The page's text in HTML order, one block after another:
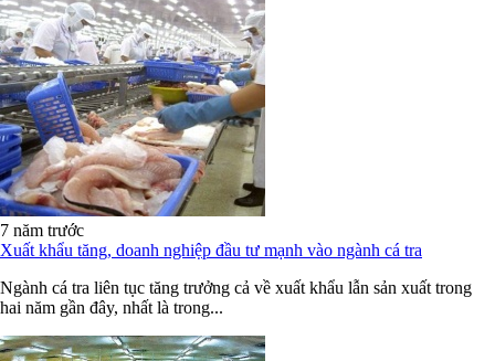
7 năm trước
Xuất khẩu tăng, doanh nghiệp đầu tư mạnh vào ngành cá tra
Ngành cá tra liên tục tăng trưởng cả về xuất khẩu lẫn sản xuất trong
hai năm gần đây, nhất là trong...